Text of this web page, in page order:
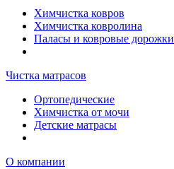
Химчистка ковров
Химчистка ковролина
Паласы и ковровые дорожки
Чистка матрасов
Ортопедические
Химчистка от мочи
Детские матрасы
О компании